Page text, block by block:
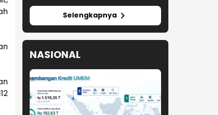
Selengkapnya
NASIONAL